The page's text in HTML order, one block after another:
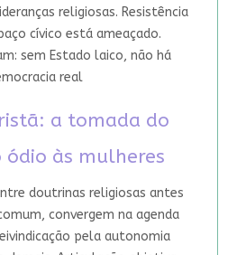
religiosas. Resistência
cívico está ameaçado.
sem Estado laico, não há
real
a tomada do
ódio às mulheres
doutrinas religiosas antes
convergem na agenda
pela autonomia